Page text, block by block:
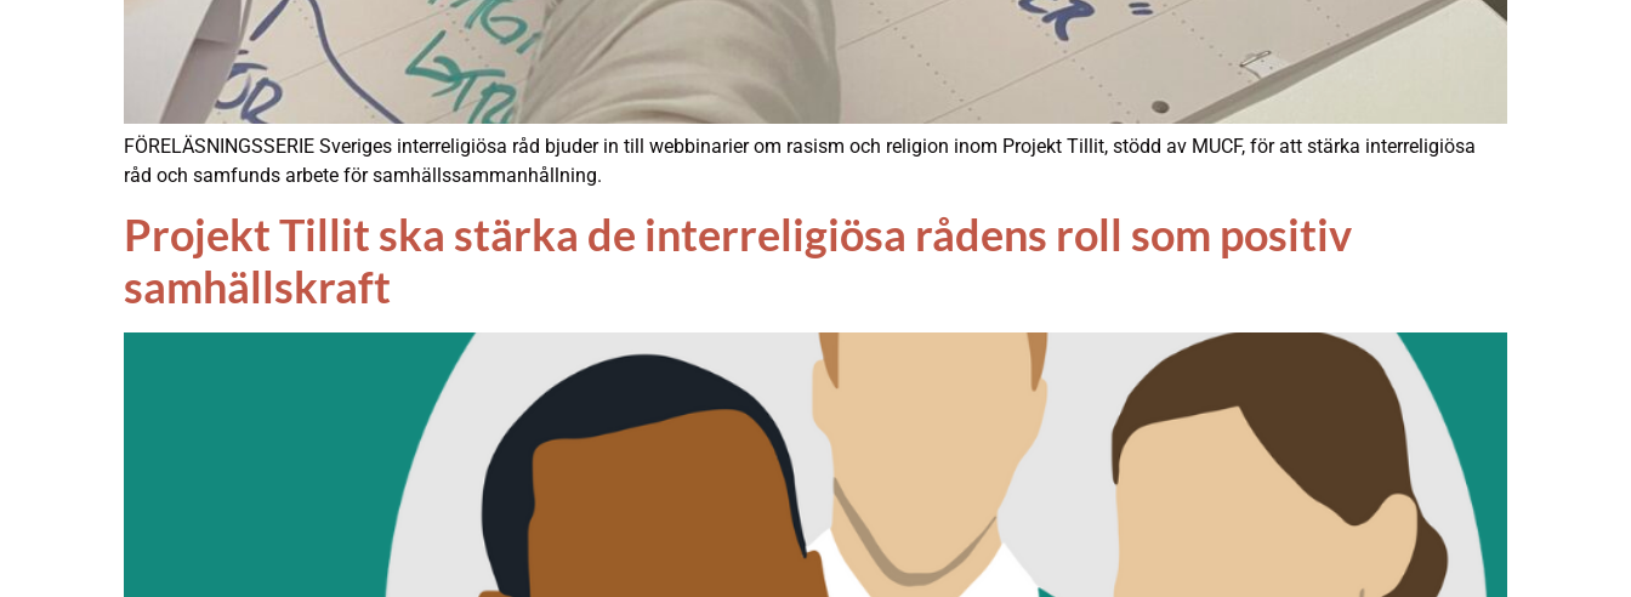
FÖRELÄSNINGSSERIE Sveriges interreligiösa råd bjuder in till webbinarier om rasism och religion inom Projekt Tillit, stödd av MUCF, för att stärka interreligiösa
råd och samfunds arbete för samhällssammanhållning.
Projekt Tillit ska stärka de interreligiösa rådens roll som positiv
samhällskraft